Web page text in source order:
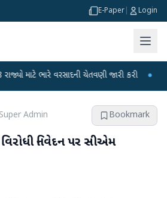
E-Paper Login
ભારે વરસાદની ચેતવણી જારી કરી ●
Super Admin Bookmark
નિવેદન પર સીએમ